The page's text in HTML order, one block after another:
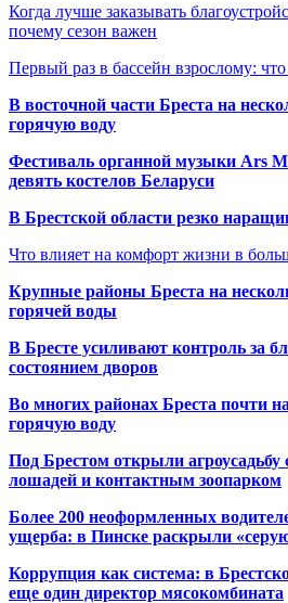
Когда лучше заказывать
почему сезон важен
Первый раз в бассейн взрослому:
В восточной части Бреста на
горячую воду
Фестиваль органной музыки Ars
девять костелов Беларуси
В Брестской области резко
Что влияет на комфорт жизни в
Крупные районы Бреста на
горячей воды
В Бресте усиливают контроль за
состоянием дворов
Во многих районах Бреста почти
горячую воду
Под Брестом открыли
лошадей и контактным зоопарком
Более 200 неоформленных
ущерба: в Пинске раскрыли
Коррупция как система: в
еще один директор мясокомбината